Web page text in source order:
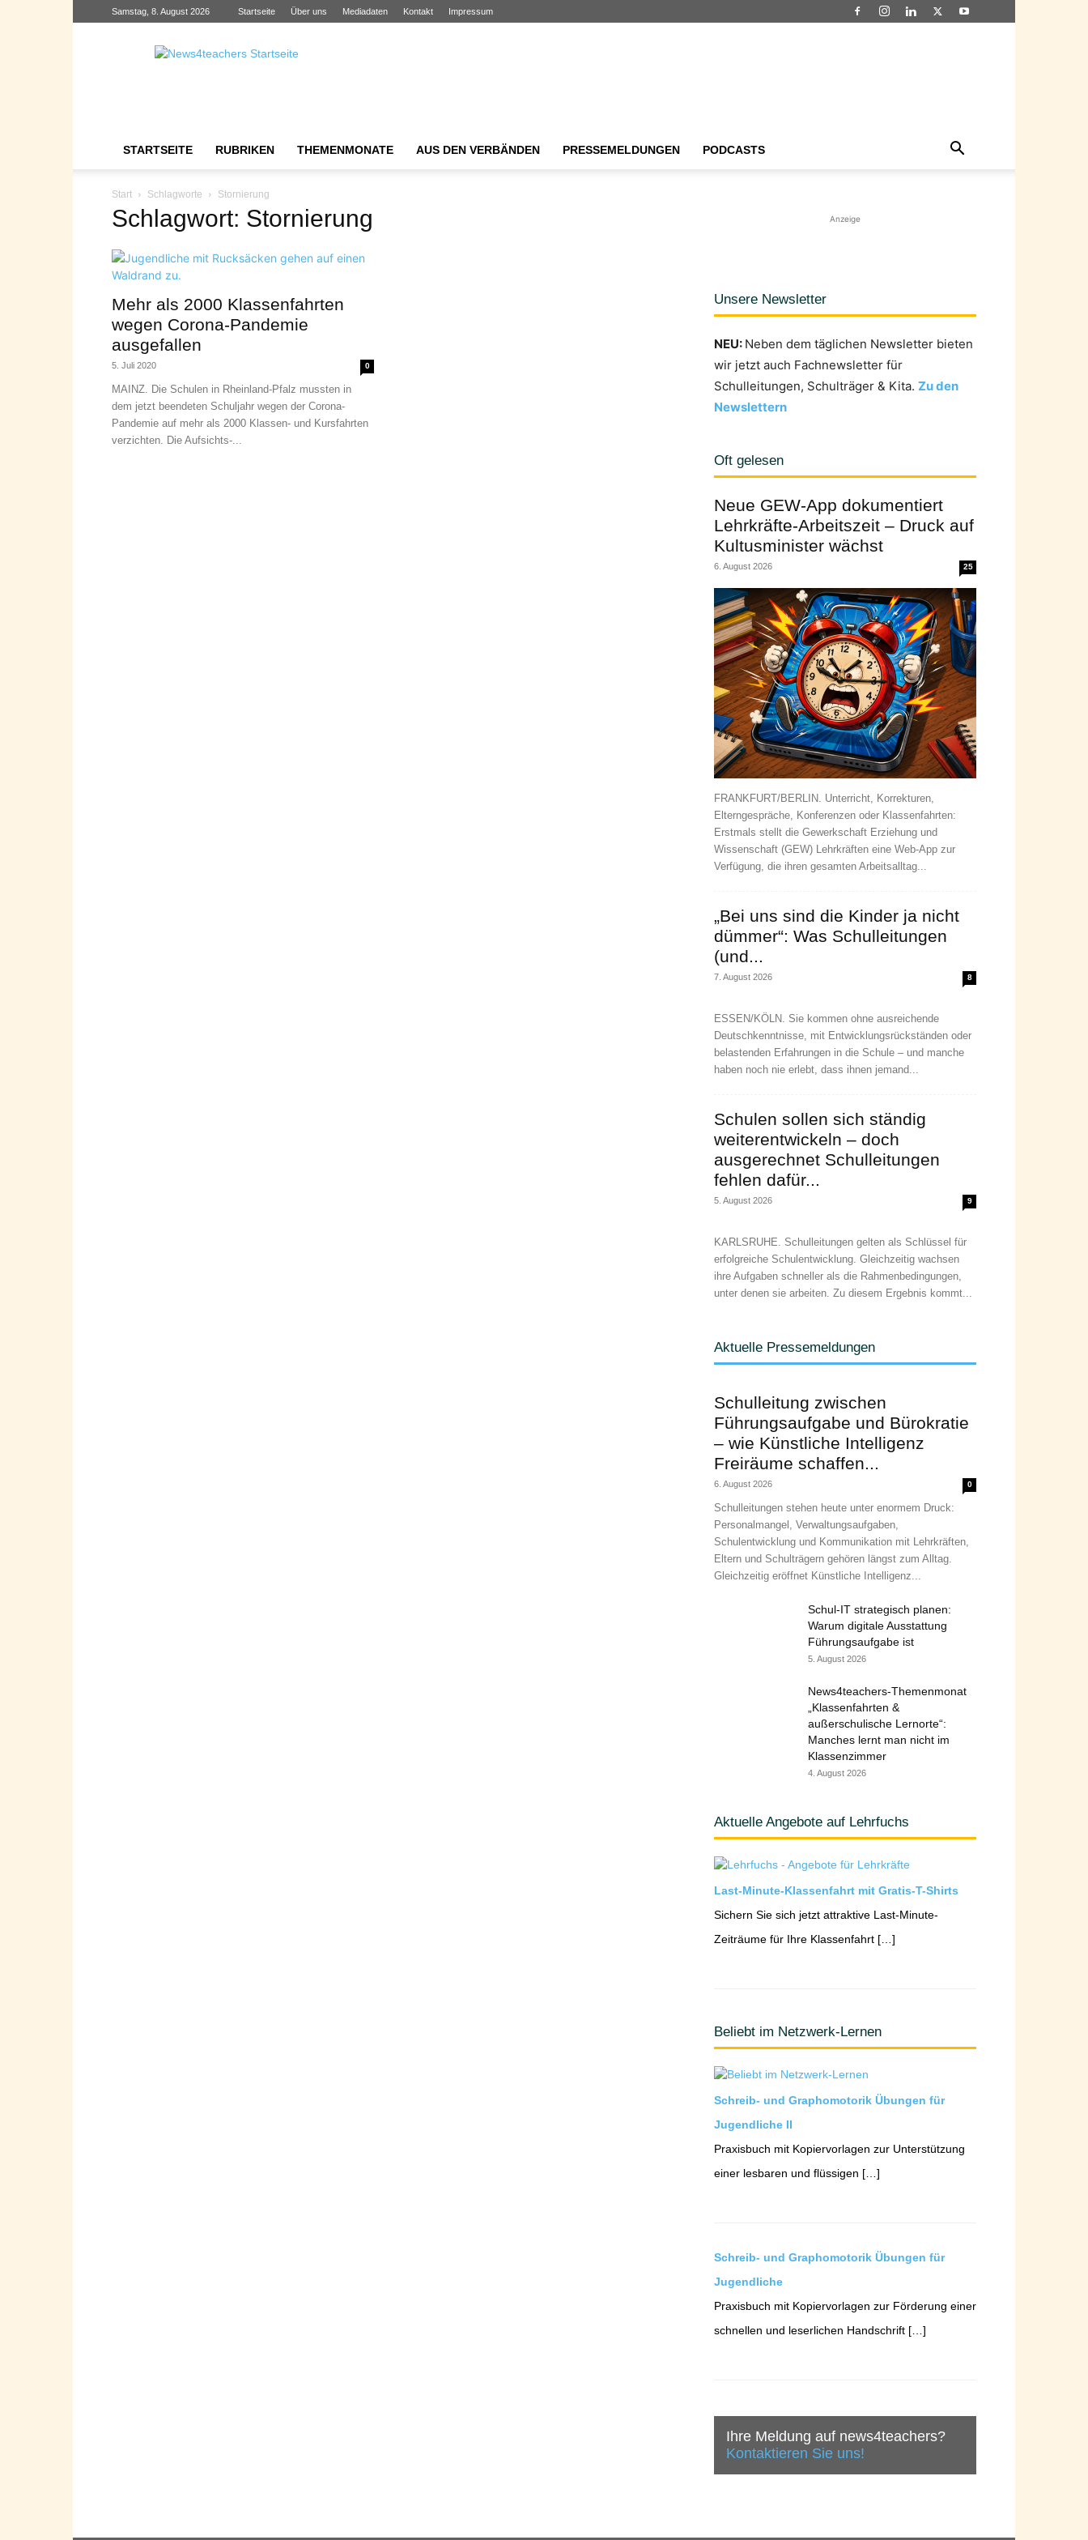
Samstag, 8. August 2026 Startseite Über uns Mediadaten Kontakt Impressum
News4teachers
STARTSEITE RUBRIKEN THEMENMONATE AUS DEN VERBÄNDEN PRESSEMELDUNGEN PODCASTS
Start Schlagworte Stornierung
Schlagwort: Stornierung
Mehr als 2000 Klassenfahrten
wegen Corona-Pandemie
ausgefallen
5. Juli 2020 0
MAINZ. Die Schulen in Rheinland-Pfalz mussten in
dem jetzt beendeten Schuljahr wegen der Corona-
Pandemie auf mehr als 2000 Klassen- und Kursfahrten
verzichten. Die Aufsichts-...
Anzeige
Unsere Newsletter
NEU: Neben dem täglichen Newsletter bieten
wir jetzt auch Fachnewsletter für
Schulleitungen, Schulträger & Kita. Zu den
Newslettern
Oft gelesen
Neue GEW-App dokumentiert
Lehrkräfte-Arbeitszeit – Druck auf
Kultusminister wächst
6. August 2026 25
FRANKFURT/BERLIN. Unterricht, Korrekturen,
Elterngespräche, Konferenzen oder Klassenfahrten:
Erstmals stellt die Gewerkschaft Erziehung und
Wissenschaft (GEW) Lehrkräften eine Web-App zur
Verfügung, die ihren gesamten Arbeitsalltag...
„Bei uns sind die Kinder ja nicht
dümmer“: Was Schulleitungen
(und...
7. August 2026 8
ESSEN/KÖLN. Sie kommen ohne ausreichende
Deutschkenntnisse, mit Entwicklungsrückständen oder
belastenden Erfahrungen in die Schule – und manche
haben noch nie erlebt, dass ihnen jemand...
Schulen sollen sich ständig
weiterentwickeln – doch
ausgerechnet Schulleitungen
fehlen dafür...
5. August 2026 9
KARLSRUHE. Schulleitungen gelten als Schlüssel für
erfolgreiche Schulentwicklung. Gleichzeitig wachsen
ihre Aufgaben schneller als die Rahmenbedingungen,
unter denen sie arbeiten. Zu diesem Ergebnis kommt...
Aktuelle Pressemeldungen
Schulleitung zwischen
Führungsaufgabe und Bürokratie
– wie Künstliche Intelligenz
Freiräume schaffen...
6. August 2026 0
Schulleitungen stehen heute unter enormem Druck:
Personalmangel, Verwaltungsaufgaben,
Schulentwicklung und Kommunikation mit Lehrkräften,
Eltern und Schulträgern gehören längst zum Alltag.
Gleichzeitig eröffnet Künstliche Intelligenz...
Schul-IT strategisch planen:
Warum digitale Ausstattung
Führungsaufgabe ist
5. August 2026
News4teachers-Themenmonat
„Klassenfahrten &
außerschulische Lernorte“:
Manches lernt man nicht im
Klassenzimmer
4. August 2026
Aktuelle Angebote auf Lehrfuchs
Last-Minute-Klassenfahrt mit Gratis-T-Shirts
Sichern Sie sich jetzt attraktive Last-Minute-
Zeiträume für Ihre Klassenfahrt […]
Beliebt im Netzwerk-Lernen
Schreib- und Graphomotorik Übungen für
Jugendliche II
Praxisbuch mit Kopiervorlagen zur Unterstützung
einer lesbaren und flüssigen […]
Schreib- und Graphomotorik Übungen für
Jugendliche
Praxisbuch mit Kopiervorlagen zur Förderung einer
schnellen und leserlichen Handschrift […]
Ihre Meldung auf news4teachers?
Kontaktieren Sie uns!